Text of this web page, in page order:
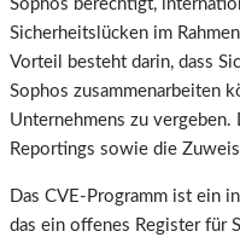
Sophos berechtigt,
Sicherheitslücken im
Vorteil besteht darin, dass
Sophos zusammenarbeiten
Unternehmens zu
Reportings sowie die
Das CVE-Programm ist ein
das ein offenes Register für